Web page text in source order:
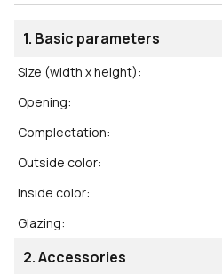
1. Basic parameters
Size (width x height):
Opening:
Complectation:
Outside color:
Inside color:
Glazing:
2.Accessories